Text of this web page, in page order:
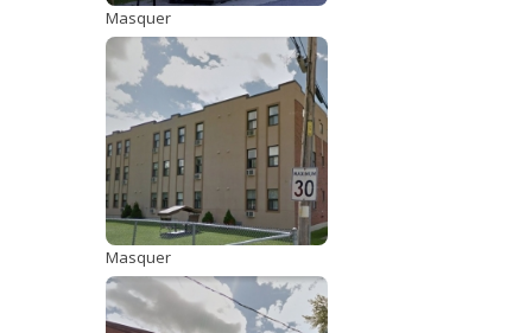
Masquer
Masquer